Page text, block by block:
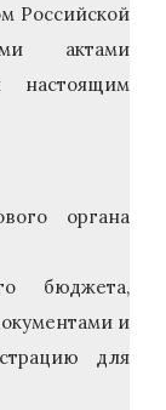
Российской
актами
настоящим
органа
бюджета,
и
для